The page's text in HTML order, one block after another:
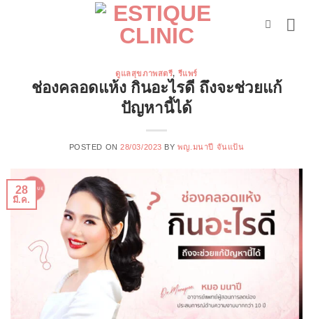
ดูแลสุขภาพสตรี, รีแพร์
ช่องคลอดแห้ง กินอะไรดี ถึงจะช่วยแก้
ปัญหานี้ได้
POSTED ON28/03/2023 BYพญ.มนาปี จันแป้น
28
มี.ค.